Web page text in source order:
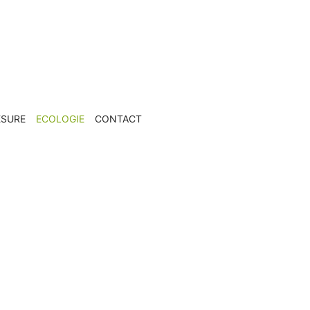
ECOLOGIE CONTACT